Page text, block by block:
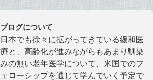
ブログについて
日本でも徐々に拡がってきている緩和医
療と、高齢化が進みながらもあまり馴染
みの無い老年医学について、米国でのフ
ェローシップを通じて学んでいく予定で